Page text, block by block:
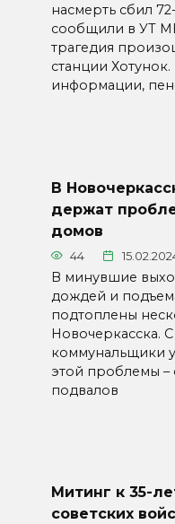
насмерть сбил
сообщили в УТ
трагедия
станции
информации,
В
держат
домов
44
В минувшие
дождей и
подтоплены
Новочеркасска.
коммунальщики
этой проблемы –
подвалов
Митинг к 35-
советских